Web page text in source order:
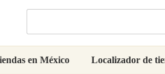
en México Localizador de